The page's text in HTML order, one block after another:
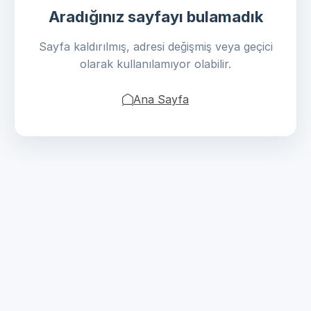
Aradığınız sayfayı bulamadık
Sayfa kaldırılmış, adresi değişmiş veya geçici
olarak kullanılamıyor olabilir.
Ana Sayfa